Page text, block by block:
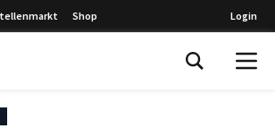
Shop Login